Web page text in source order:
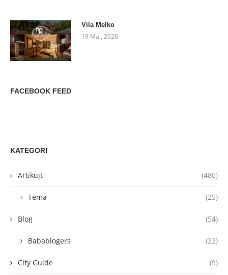
Vila Melko
19 Maj, 2026
FACEBOOK FEED
KATEGORI
Artikujt (480)
Tema (25)
Blog (54)
Babablogers (22)
City Guide (9)